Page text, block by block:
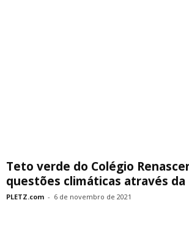
Teto verde do Colégio
questões climáticas através
PLETZ.com - 6 de novembro de 2021